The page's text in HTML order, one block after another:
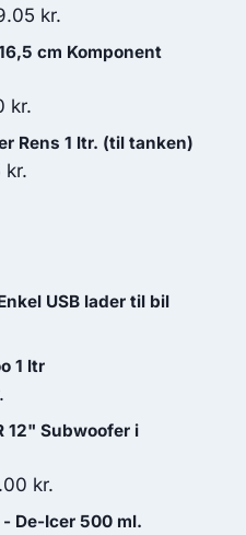
kr..
er:
759.20 kr..
kr..
kr.
aktuelle
7,599.05 kr..
cm Komponent
kr.
aktuelle
Rens 1 ltr. (til tanken)
kr.
USB lader til bil
1 ltr
aktuelle
er:
23.96 kr..
12" Subwoofer i
kr.
aktuelle
De-Icer 500 ml.